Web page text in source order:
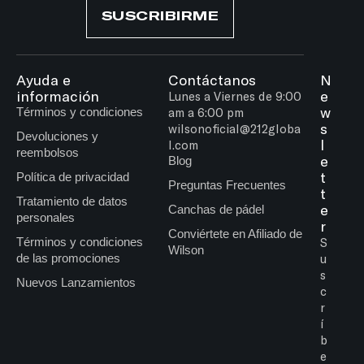
SUSCRIBIRME
Ayuda e
información
Términos y condiciones
Devoluciones y
reembolsos
Política de privacidad
Tratamiento de datos
personales
Términos y condiciones
de las promociones
Nuevos Lanzamientos
Contáctanos
Lunes a Viernes de 9:00
am a 6:00 pm
wilsonoficial@212globa
l.com
Blog
Preguntas Frecuentes
Canchas de pádel
Conviértete en Afiliado de
Wilson
N
e
w
s
l
e
t
t
e
r
S
u
s
c
r
í
b
e